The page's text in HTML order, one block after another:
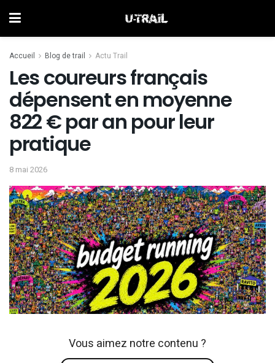
Accueil Blog de trail Actu Trail
Les coureurs français
dépensent en moyenne
822 € par an pour leur
pratique
8 mai 2026
Vous aimez notre contenu ?